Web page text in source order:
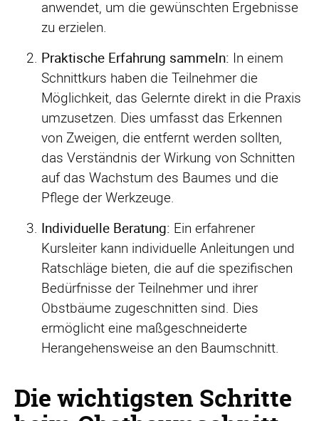
anwendet, um die gewünschten Ergebnisse
zu erzielen.
Praktische Erfahrung sammeln: In einem
Schnittkurs haben die Teilnehmer die
Möglichkeit, das Gelernte direkt in die Praxis
umzusetzen. Dies umfasst das Erkennen
von Zweigen, die entfernt werden sollten,
das Verständnis der Wirkung von Schnitten
auf das Wachstum des Baumes und die
Pflege der Werkzeuge.
Individuelle Beratung: Ein erfahrener
Kursleiter kann individuelle Anleitungen und
Ratschläge bieten, die auf die spezifischen
Bedürfnisse der Teilnehmer und ihrer
Obstbäume zugeschnitten sind. Dies
ermöglicht eine maßgeschneiderte
Herangehensweise an den Baumschnitt.
Die wichtigsten Schritte